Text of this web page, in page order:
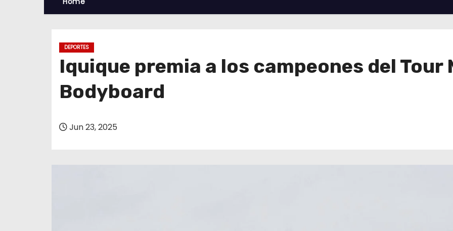
DEPORTES
Iquique premia a los campeones del Tour
Bodyboard
Jun 23, 2025